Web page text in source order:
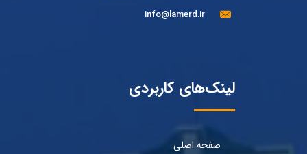
info@lamerd.ir
لینک‌های کاربردی
صفحه اصلی